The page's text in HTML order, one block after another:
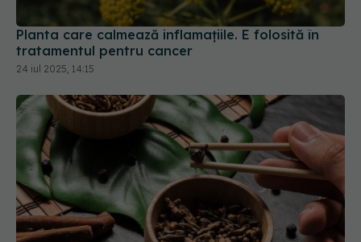
Planta care calmează inflamațiile. E folosită în
tratamentul pentru cancer
24 iul 2025, 14:15